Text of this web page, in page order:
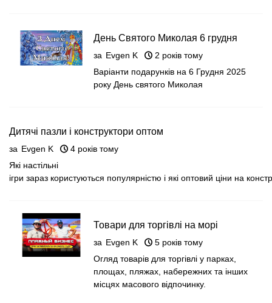
День Святого Миколая 6 грудня
за Evgen K
2 років тому
Варіанти подарунків на 6 Грудня 2025
року День святого Миколая
Дитячі пазли і конструктори оптом
за Evgen K
4 років тому
Які настільні
ігри зараз користуються популярністю і які оптовий ціни на
Товари для торгівлі на морі
за Evgen K
5 років тому
Огляд товарів для торгівлі у парках,
площах, пляжах, набережних та інших
місцях масового відпочинку.